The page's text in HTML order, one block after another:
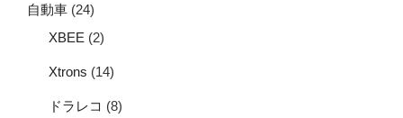
自動車 (24)
XBEE (2)
Xtrons (14)
ドラレコ (8)